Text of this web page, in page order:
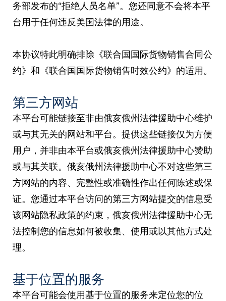
务部发布的“拒绝人员名单”。您还同意不会将本平
台用于任何违反美国法律的用途。
本协议特此明确排除《联合国国际货物销售合同公
约》和《联合国国际货物销售时效公约》的适用。
第三方网站
本平台可能链接至非由俄亥俄州法律援助中心维护
或与其无关的网站和平台。提供这些链接仅为方便
用户，并非由本平台或俄亥俄州法律援助中心赞助
或与其关联。俄亥俄州法律援助中心不对这些第三
方网站的内容、完整性或准确性作出任何陈述或保
证。您通过本平台访问的第三方网站提交的信息受
该网站隐私政策的约束，俄亥俄州法律援助中心无
法控制您的信息如何被收集、使用或以其他方式处
理。
基于位置的服务
本平台可能会使用基于位置的服务来定位您的位